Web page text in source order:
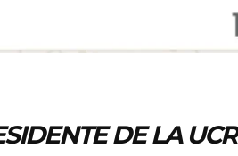
DE LA UCR